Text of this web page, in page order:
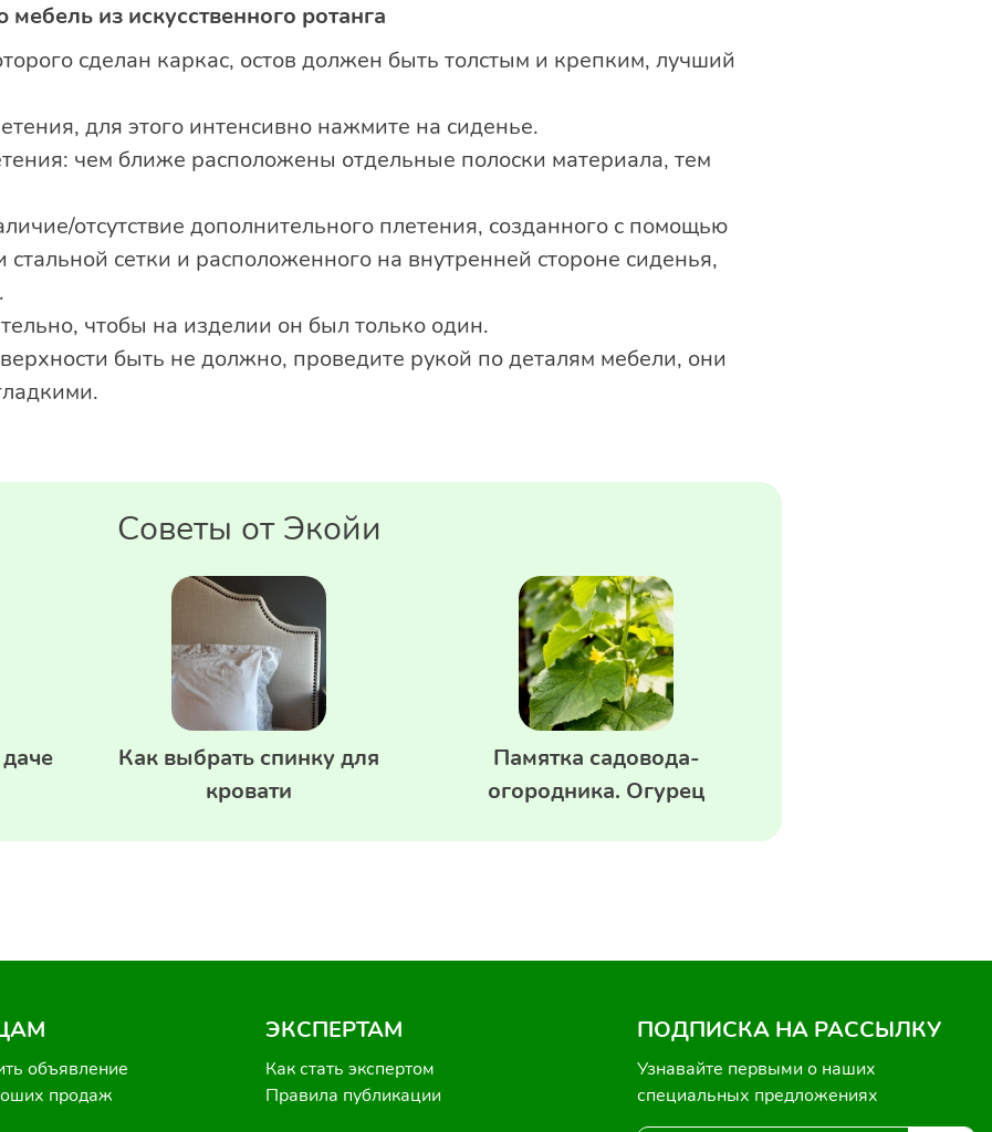
из искусственного ротанга
сделан каркас, остов должен быть толстым и крепким, лучший
для этого интенсивно нажмите на сиденье.
чем ближе расположены отдельные полоски материала, тем
отсутствие дополнительного плетения, созданного с помощью
сетки и расположенного на внутренней стороне сиденья,
чтобы на изделии он был только один.
быть не должно, проведите рукой по деталям мебели, они
Советы от Экойи
Как выбрать спинку для
кровати
Памятка садовода-
огородника. Огурец
объявление
продаж
ЭКСПЕРТАМ
Как стать экспертом
Правила публикации
ПОДПИСКА НА РАССЫЛКУ
Узнавайте первыми о наших
специальных предложениях